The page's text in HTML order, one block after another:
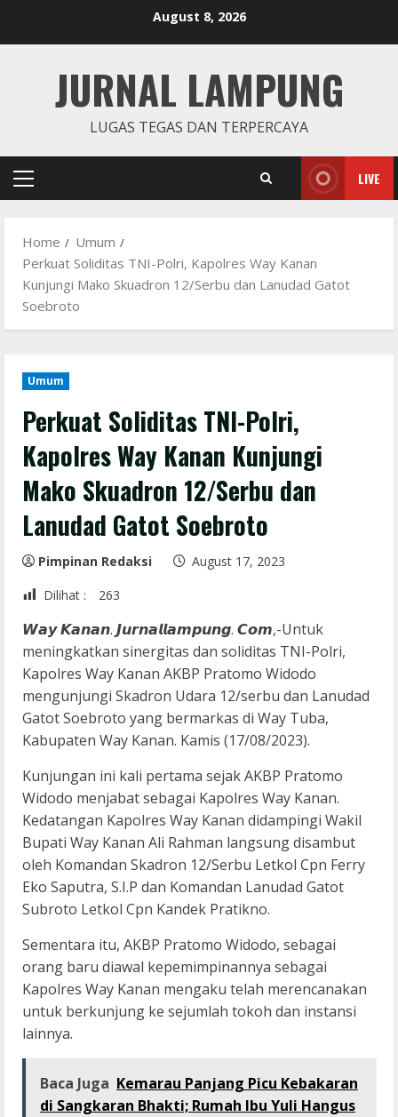
August 8, 2026
JURNAL LAMPUNG
LUGAS TEGAS DAN TERPERCAYA
Primary
LIVE
Home
Umum
Perkuat Soliditas TNI-Polri, Kapolres Way Kanan
Kunjungi Mako Skuadron 12/Serbu dan Lanudad Gatot
Soebroto
Umum
Perkuat Soliditas TNI-Polri,
Kapolres Way Kanan Kunjungi
Mako Skuadron 12/Serbu dan
Lanudad Gatot Soebroto
Pimpinan Redaksi
August 17, 2023
Dilihat :
263
𝙒𝙖𝙮 𝙆𝙖𝙣𝙖𝙣. 𝙅𝙪𝙧𝙣𝙖𝙡𝙡𝙖𝙢𝙥𝙪𝙣𝙜. 𝘾𝙤𝙢,-Untuk
meningkatkan sinergitas dan soliditas TNI-Polri,
Kapolres Way Kanan AKBP Pratomo Widodo
mengunjungi Skadron Udara 12/serbu dan Lanudad
Gatot Soebroto yang bermarkas di Way Tuba,
Kabupaten Way Kanan. Kamis (17/08/2023).
Kunjungan ini kali pertama sejak AKBP Pratomo
Widodo menjabat sebagai Kapolres Way Kanan.
Kedatangan Kapolres Way Kanan didampingi Wakil
Bupati Way Kanan Ali Rahman langsung disambut
oleh Komandan Skadron 12/Serbu Letkol Cpn Ferry
Eko Saputra, S.I.P dan Komandan Lanudad Gatot
Subroto Letkol Cpn Kandek Pratikno.
Sementara itu, AKBP Pratomo Widodo, sebagai
orang baru diawal kepemimpinannya sebagai
Kapolres Way Kanan mengaku telah merencanakan
untuk berkunjung ke sejumlah tokoh dan instansi
lainnya.
Baca Juga Kemarau Panjang Picu Kebakaran
di Sangkaran Bhakti; Rumah Ibu Yuli Hangus